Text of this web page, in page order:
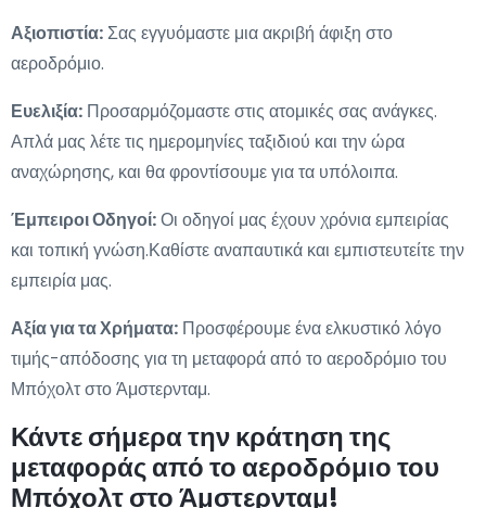
Αξιοπιστία:Σας εγγυόμαστε μια ακριβή άφιξη στο
αεροδρόμιο.
Ευελιξία: Προσαρμόζομαστε στις ατομικές σας ανάγκες.
Απλά μας λέτε τις ημερομηνίες ταξιδιού και την ώρα
αναχώρησης, και θα φροντίσουμε για τα υπόλοιπα.
Έμπειροι Οδηγοί:Οι οδηγοί μας έχουν χρόνια εμπειρίας
και τοπική γνώση.Καθίστε αναπαυτικά και εμπιστευτείτε την
εμπειρία μας.
Αξία για τα Χρήματα: Προσφέρουμε ένα ελκυστικό λόγο
τιμής-απόδοσης για τη μεταφορά από το αεροδρόμιο του
Μπόχολτ στο Άμστερνταμ.
Κάντε σήμερα την κράτηση της
μεταφοράς από το αεροδρόμιο του
Μπόχολτ στο Άμστερνταμ!